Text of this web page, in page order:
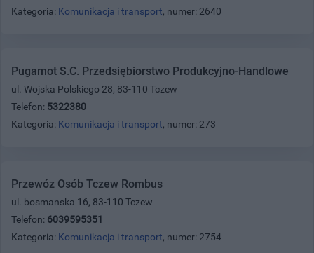
Kategoria: Komunikacja i transport, numer: 2640
Pugamot S.C. Przedsiębiorstwo Produkcyjno-Handlowe
ul. Wojska Polskiego 28, 83-110 Tczew
Telefon: 5322380
Kategoria: Komunikacja i transport, numer: 273
Przewóz Osób Tczew Rombus
ul. bosmanska 16, 83-110 Tczew
Telefon: 6039595351
Kategoria: Komunikacja i transport, numer: 2754